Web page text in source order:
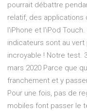
pourrait débattre
relatif, des applications
l'iPhone et l'iPod
indicateurs sont au
incroyable ! Notre test.
mars 2020 Parce que
franchement et y
Pour une fois, pas de
mobiles font passer le